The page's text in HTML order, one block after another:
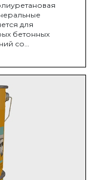
для
бетонных
со
поверхностей.
и пищевой
транспорта,